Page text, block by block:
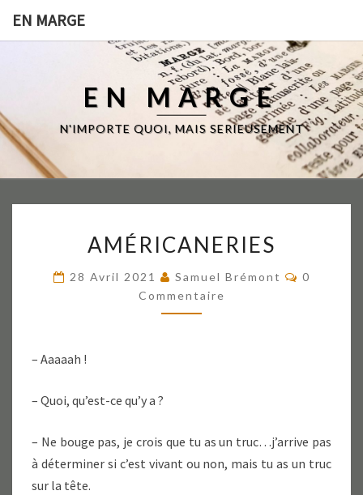
EN MARGE
EN MARGE
N'IMPORTE QUOI, MAIS SERIEUSEMENT
AMÉRICANERIES
28 Avril 2021 Samuel Brémont
0
Commentaire
– Aaaaah !
– Quoi, qu’est-ce qu’y a ?
– Ne bouge pas, je crois que tu as un truc…j’arrive pas
à déterminer si c’est vivant ou non, mais tu as un truc
sur la tête.